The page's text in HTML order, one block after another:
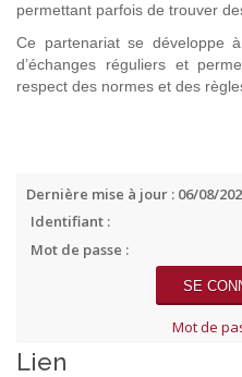
permettant parfois de trouver
Ce partenariat se développe
d’échanges réguliers et
respect des normes et des
Dernière mise à jour : 06/08/
Identifiant :
Mot de passe :
Mot de
Lien